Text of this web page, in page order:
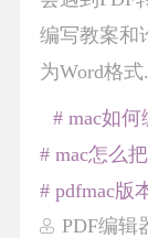
编写教案和
为Word格式
PDF编辑
# mac如何
# mac怎么
# pdfmac版